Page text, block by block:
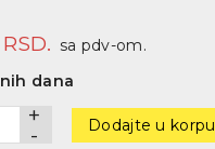
RSD. sa pdv-om.
dana
-
+ Dodajte u korpu